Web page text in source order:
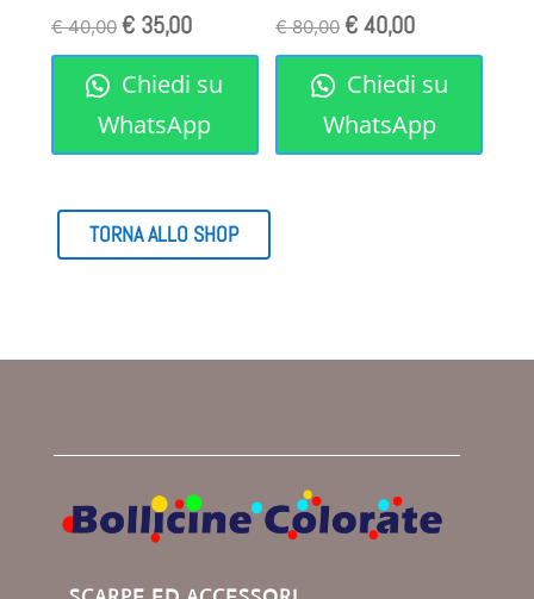
€40,00 Il
prezzo
originale
era:
€ 40,00.
€35,00Il
prezzo
attuale
è:
€ 35,00.
Chiedi su
WhatsApp
€80,00Il
prezzo
originale
era:
€ 80,00.
€40,00Il
prezzo
attuale
è:
€ 40,00.
Chiedi su
WhatsApp
TORNA ALLO SHOP